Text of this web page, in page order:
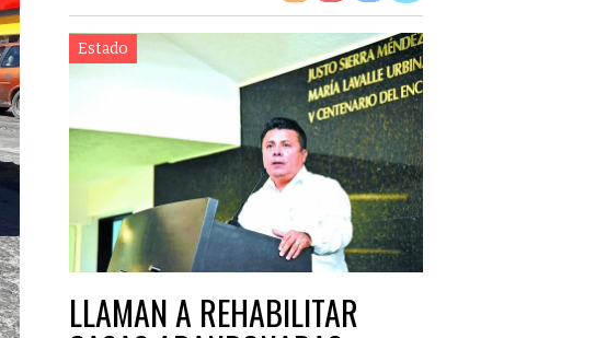
Estado
LLAMAN A REHABILITAR